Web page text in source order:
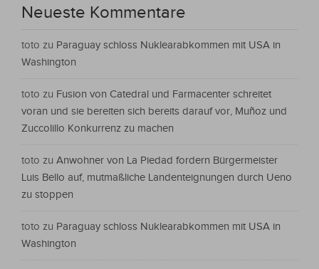
Neueste Kommentare
toto zu Paraguay schloss Nuklearabkommen mit USA in
Washington
toto zu Fusion von Catedral und Farmacenter schreitet
voran und sie bereiten sich bereits darauf vor, Muñoz und
Zuccolillo Konkurrenz zu machen
toto zu Anwohner von La Piedad fordern Bürgermeister
Luis Bello auf, mutmaßliche Landenteignungen durch Ueno
zu stoppen
toto zu Paraguay schloss Nuklearabkommen mit USA in
Washington